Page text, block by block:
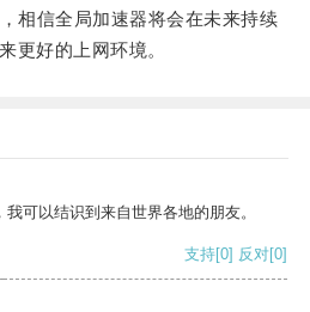
信全局加速器将会在未来持续
更好的上网环境。
可以结识到来自世界各地的朋友。
支持[0] 反对[0]